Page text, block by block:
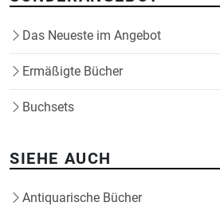
Das Neueste im Angebot
Ermäßigte Bücher
Buchsets
SIEHE AUCH
Antiquarische Bücher